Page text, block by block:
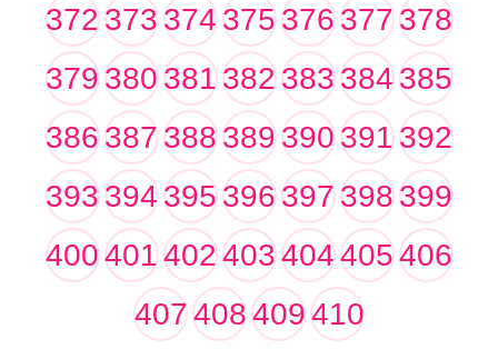
372373374375376377378
379380381382383384385
386387388389390391392
393394395396397398399
400401402403404405406
407408409410